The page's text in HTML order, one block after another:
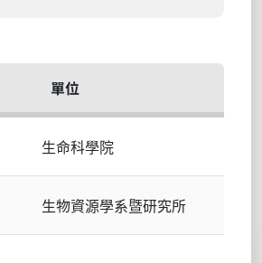
單位
生命科學院
生物資源學系暨研究所